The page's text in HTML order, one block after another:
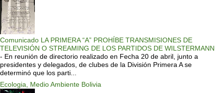
Comunicado LA PRIMERA “A” PROHÍBE TRANSMISIONES DE
TELEVISIÓN O STREAMING DE LOS PARTIDOS DE WILSTERMANN
- En reunión de directorio realizado en Fecha 20 de abril, junto a
presidentes y delegados, de clubes de la División Primera A se
determinó que los parti...
Ecologia, Medio Ambiente Bolivia